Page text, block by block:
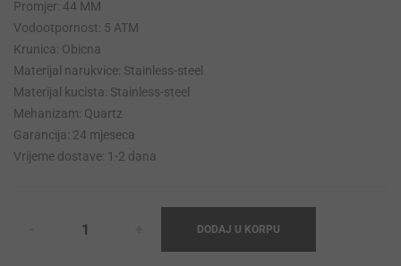
Promjer: 44 MM
Vodootpornost: 5 ATM
Krunica: Obicna
Materijal narukvice: Stainless-steel
Materijal kucista: Stainless-steel
Mehanizam: Quartz
Garancija: 24 mjeseca
Vrijeme dostave: 1-2 dana
DODAJ U KORPU